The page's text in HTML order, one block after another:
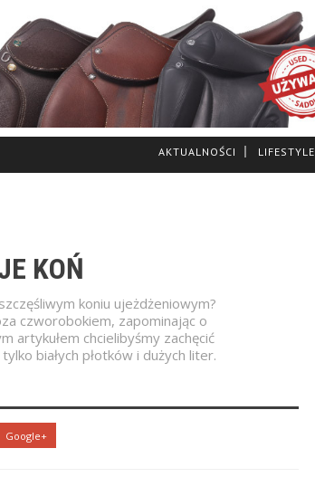
AKTUALNOŚCI LIFESTYLE
KOŃ
koniu ujeżdżeniowym?
czworobokiem, zapominając o
artykułem chcielibyśmy zachęcić
białych płotków i dużych liter.
Google+